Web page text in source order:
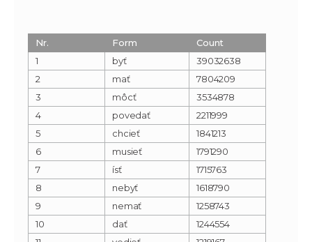
Nr. Form
Count
1
byť
39032638
2
mať
7804209
3
môcť
3534878
4
povedať
2211999
5
chcieť
1841213
6
musieť
1791290
7
ísť
1715763
8
nebyť
1618790
9
nemať
1258743
10
dať
1244554